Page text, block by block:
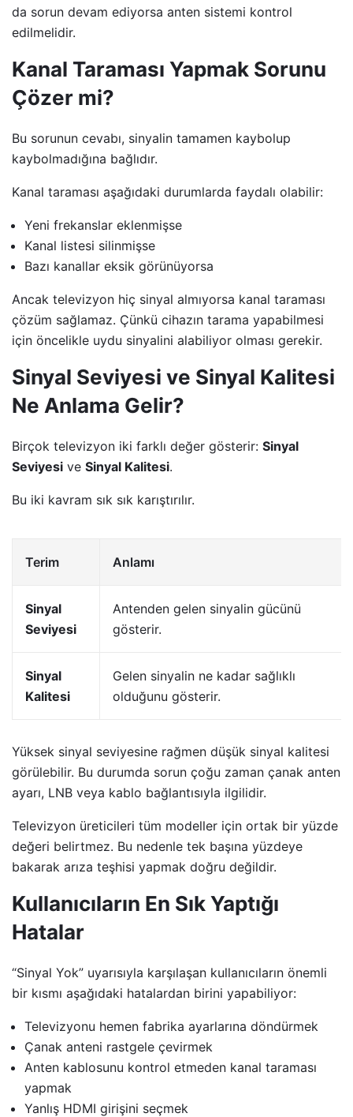
da sorun devam ediyorsa anten sistemi kontrol
edilmelidir.
Kanal Taraması Yapmak Sorunu
Çözer mi?
Bu sorunun cevabı, sinyalin tamamen kaybolup
kaybolmadığına bağlıdır.
Kanal taraması aşağıdaki durumlarda faydalı olabilir:
Yeni frekanslar eklenmişse
Kanal listesi silinmişse
Bazı kanallar eksik görünüyorsa
Ancak televizyon hiç sinyal almıyorsa kanal taraması
çözüm sağlamaz. Çünkü cihazın tarama yapabilmesi
için öncelikle uydu sinyalini alabiliyor olması gerekir.
Sinyal Seviyesi ve Sinyal Kalitesi
Ne Anlama Gelir?
Birçok televizyon iki farklı değer gösterir: Sinyal
Seviyesi ve Sinyal Kalitesi.
Bu iki kavram sık sık karıştırılır.
Terim Anlamı
Sinyal
Seviyesi
Antenden gelen sinyalin gücünü
gösterir.
Sinyal
Kalitesi
Gelen sinyalin ne kadar sağlıklı
olduğunu gösterir.
Yüksek sinyal seviyesine rağmen düşük sinyal kalitesi
görülebilir. Bu durumda sorun çoğu zaman çanak anten
ayarı, LNB veya kablo bağlantısıyla ilgilidir.
Televizyon üreticileri tüm modeller için ortak bir yüzde
değeri belirtmez. Bu nedenle tek başına yüzdeye
bakarak arıza teşhisi yapmak doğru değildir.
Kullanıcıların En Sık Yaptığı
Hatalar
“Sinyal Yok” uyarısıyla karşılaşan kullanıcıların önemli
bir kısmı aşağıdaki hatalardan birini yapabiliyor:
Televizyonu hemen fabrika ayarlarına döndürmek
Çanak anteni rastgele çevirmek
Anten kablosunu kontrol etmeden kanal taraması
yapmak
Yanlış HDMI girişini seçmek